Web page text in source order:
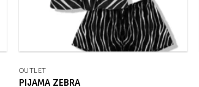
OUTLET
PIJAMA ZEBRA